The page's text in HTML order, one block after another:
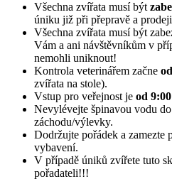
Všechna zvířata musí být
úniku již při přepravě a
Všechna zvířata musí být
Vám a ani návštěvníkům v
nemohli uniknout!
Kontrola veterinářem začne
zvířata na stole).
Vstup pro veřejnost je od 9:00
Nevylévejte špinavou vodu
záchodu/výlevky.
Dodržujte pořádek a zamezte
vybavení.
V případě úniků zvířete tuto
pořadateli!!!